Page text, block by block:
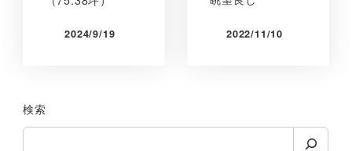
2024/9/19 2022/11/10
検索